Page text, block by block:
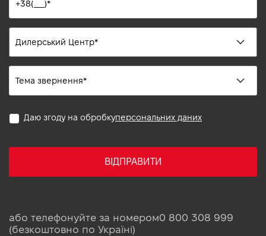
Даю згоду на обробкуперсональних даних
ВІДПРАВИТИ
або телефонуйте за номером0 800 308 999
(безкоштовно по Україні)